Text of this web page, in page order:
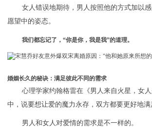
女人错误地期待，男人按照他的方式加以
愿望中的姿态。
我们都忘记了，“你是你，我是我”的道理。
婚姻长久的秘诀：满足彼此不同的需求
心理学家约翰格雷在《男人来自火星，女
中，说要想让爱的魔力永存，双方都要更好地满
男人和女人对爱情的需求是不一样的。